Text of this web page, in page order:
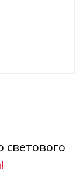
светового